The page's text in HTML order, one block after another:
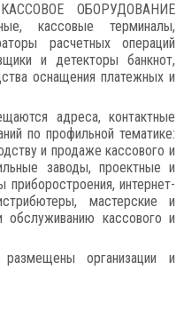
ОБОРУДОВАНИЕ
кассовые терминалы,
расчетных операций
и детекторы банкнот,
оснащения платежных и
адреса, контактные
по профильной тематике:
и продаже кассового и
заводы, проектные и
приборостроения, интернет-
мастерские и
кассового и
организации и